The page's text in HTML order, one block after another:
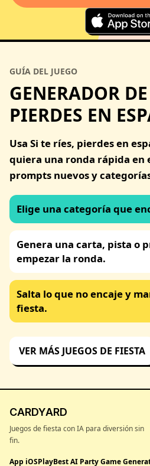
GUÍA DEL JUEGO
GENERADOR
PIERDES EN
Usa Si te ríes, pierdes en
quiera una ronda rápida en
prompts nuevos y
Elige una categoría que
Genera una carta, pista o
empezar la ronda.
Salta lo que no encaje y
fiesta.
VER MÁS JUEGOS DE FIESTA
CARDYARD
Juegos de fiesta con IA para diversión sin
fin.
App iOSPlayBest AI Party Game